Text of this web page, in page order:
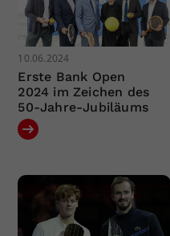
10.06.2024
Erste Bank Open
2024 im Zeichen des
50-Jahre-Jubiläums